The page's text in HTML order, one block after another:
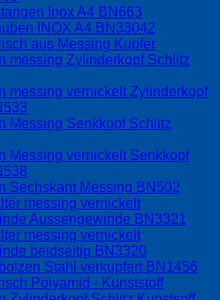
Inox A4 BN663
INOX A4 BN33042
aus Messing Kupfer
messing Zylinderkopf Schlitz
messing vernickelt Zylinderkopf
Messing Senkkopf Schlitz
Messing vernickelt Senkkopf
Sechskant Messing BN502
messing vernickelt
Aussengewinde BN3321
messing vernickelt
beidseitig BN3320
Stahl verkupfert BN1456
Polyamid - Kunststoff